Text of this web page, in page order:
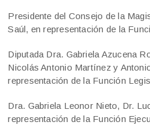
Presidente del Consejo de la
Saúl, en representación de la
Diputada Dra. Gabriela Azucena
Nicolás Antonio Martínez y
representación de la Función
Dra. Gabriela Leonor Nieto, Dr.
representación de la Función